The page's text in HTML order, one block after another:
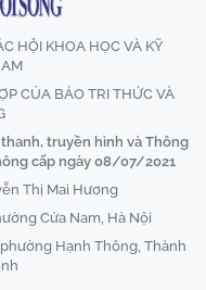
HỘI KHOA HỌC VÀ KỸ
CỦA BÁO TRI THỨC VÀ
truyền hình và Thông
cấp ngày 08/07/2021
Thị Mai Hương
Cửa Nam, Hà Nội
Hạnh Thông, Thành